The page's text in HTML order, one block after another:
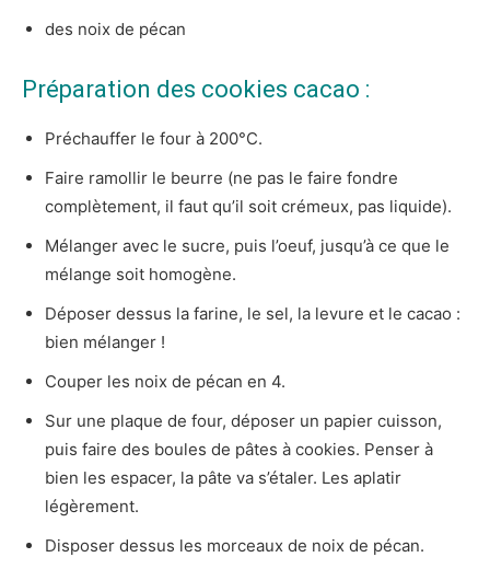
des noix de pécan
Préparation des cookies cacao :
Préchauffer le four à 200°C.
Faire ramollir le beurre (ne pas le faire fondre
complètement, il faut qu’il soit crémeux, pas liquide).
Mélanger avec le sucre, puis l’oeuf, jusqu’à ce que le
mélange soit homogène.
Déposer dessus la farine, le sel, la levure et le cacao :
bien mélanger !
Couper les noix de pécan en 4.
Sur une plaque de four, déposer un papier cuisson,
puis faire des boules de pâtes à cookies. Penser à
bien les espacer, la pâte va s’étaler. Les aplatir
légèrement.
Disposer dessus les morceaux de noix de pécan.